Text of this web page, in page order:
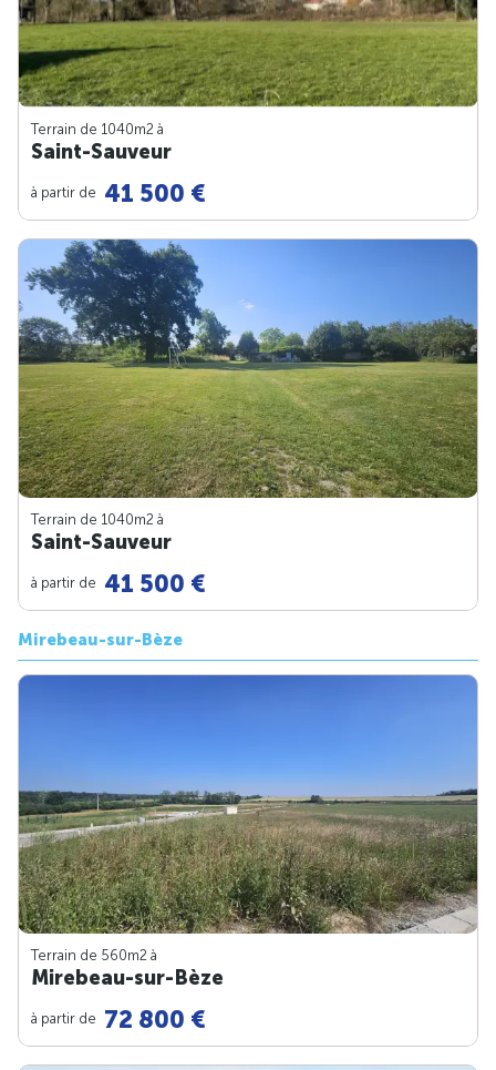
Terrain de 1040m2 à
Saint-Sauveur
à partir de 41 500 €
Terrain de 1040m2 à
Saint-Sauveur
à partir de 41 500 €
Mirebeau-sur-Bèze
Terrain de 560m2 à
Mirebeau-sur-Bèze
à partir de 72 800 €